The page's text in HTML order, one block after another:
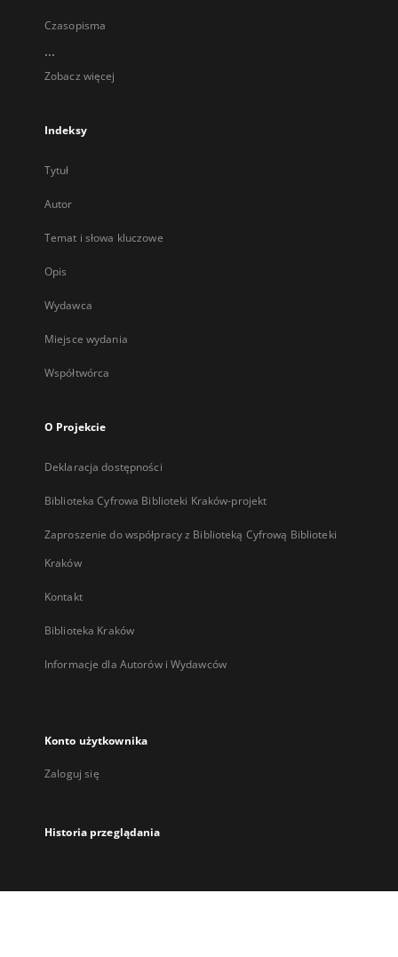
Czasopisma
...
Zobacz więcej
Indeksy
Tytuł
Autor
Temat i słowa kluczowe
Opis
Wydawca
Miejsce wydania
Współtwórca
O Projekcie
Deklaracja dostępności
Biblioteka Cyfrowa Biblioteki Kraków-projekt
Zaproszenie do współpracy z Biblioteką Cyfrową Biblioteki
Kraków
Kontakt
Biblioteka Kraków
Informacje dla Autorów i Wydawców
Konto użytkownika
Zaloguj się
Historia przeglądania